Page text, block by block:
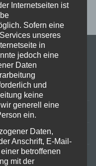
digitalen Unterricht
Internetseiten ist
Sofern eine
unseres
in
jedoch eine
Daten
und
keine
generell eine
ein.
Daten,
Anschrift, E-Mail-
betroffenen
mit der